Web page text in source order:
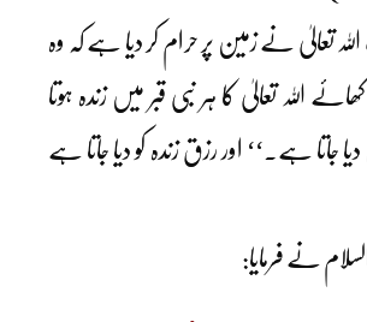
تعالیٰ نے زمین پر حرام کر دیا ہے کہ وہ
اللہ تعالیٰ کا ہر نبی قبر میں زندہ ہوتا
جاتا ہے۔‘‘ اور رزق زندہ کو دیا جاتا ہے
نے فرمایا: